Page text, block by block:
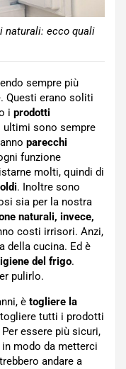
naturali: ecco quali
sempre più
Questi erano soliti
i prodotti
ultimi sono sempre
parecchi
funzione
molti, quindi di
. Inoltre sono
sia per la nostra
naturali, invece,
costi irrisori. Anzi,
della cucina. Ed è
del frigo.
pulirlo.
è togliere la
tutti i prodotti
essere più sicuri,
in modo da metterci
andare a